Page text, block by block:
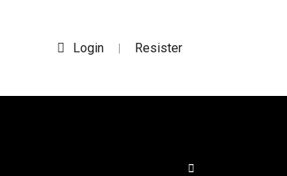
Login | Resister